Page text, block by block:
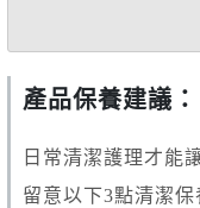
產品保養建議：
日常清潔護理才能
留意以下3點清潔